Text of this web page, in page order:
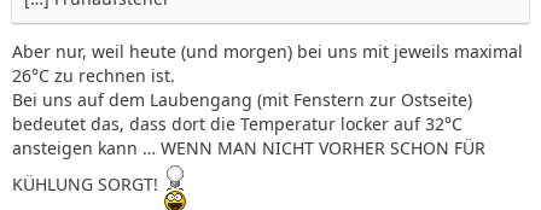
Aber nur, weil heute (und morgen) bei uns mit jeweils maximal
26°C zu rechnen ist.
Bei uns auf dem Laubengang (mit Fenstern zur Ostseite)
bedeutet das, dass dort die Temperatur locker auf 32°C
ansteigen kann … WENN MAN NICHT VORHER SCHON FÜR
KÜHLUNG SORGT!